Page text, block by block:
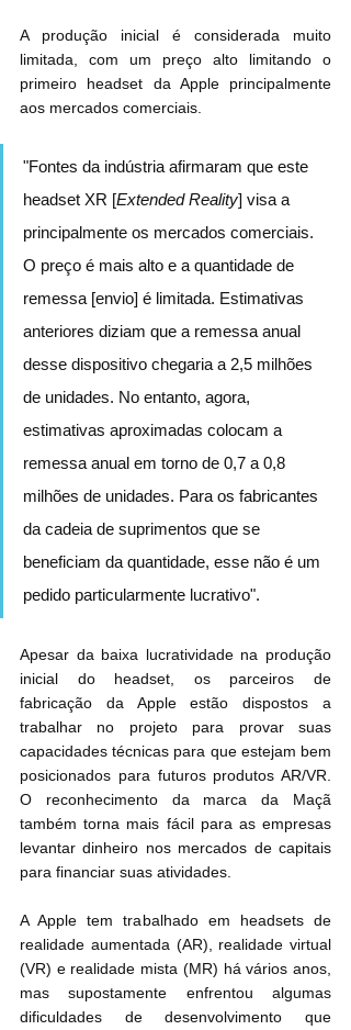
A produção inicial é considerada muito
limitada, com um preço alto limitando o
primeiro headset da Apple principalmente
aos mercados comerciais.
"Fontes da indústria afirmaram que este
headset XR [Extended Reality] visa a
principalmente os mercados comerciais.
O preço é mais alto e a quantidade de
remessa [envio] é limitada. Estimativas
anteriores diziam que a remessa anual
desse dispositivo chegaria a 2,5 milhões
de unidades. No entanto, agora,
estimativas aproximadas colocam a
remessa anual em torno de 0,7 a 0,8
milhões de unidades. Para os fabricantes
da cadeia de suprimentos que se
beneficiam da quantidade, esse não é um
pedido particularmente lucrativo".
Apesar da baixa lucratividade na produção
inicial do headset, os parceiros de
fabricação da Apple estão dispostos a
trabalhar no projeto para provar suas
capacidades técnicas para que estejam bem
posicionados para futuros produtos AR/VR.
O reconhecimento da marca da Maçã
também torna mais fácil para as empresas
levantar dinheiro nos mercados de capitais
para financiar suas atividades.
A Apple tem trabalhado em headsets de
realidade aumentada (AR), realidade virtual
(VR) e realidade mista (MR) há vários anos,
mas supostamente enfrentou algumas
dificuldades de desenvolvimento que